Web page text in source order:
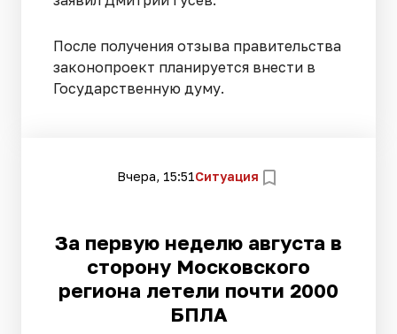
После получения отзыва правительства
законопроект планируется внести в
Государственную думу.
Вчера, 15:51Ситуация
За первую неделю августа в
сторону Московского
региона летели почти 2000
БПЛА